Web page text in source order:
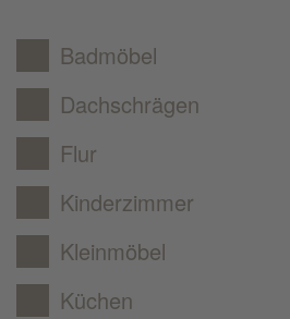
Badmöbel
Dachschrägen
Flur
Kinderzimmer
Kleinmöbel
Küchen